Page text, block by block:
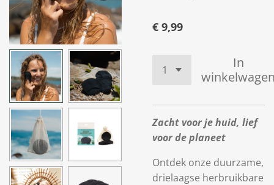
€ 9,99
In
Zacht voor je huid, lief
voor de planeet
Ontdek onze duurzame,
drielaagse herbruikbare